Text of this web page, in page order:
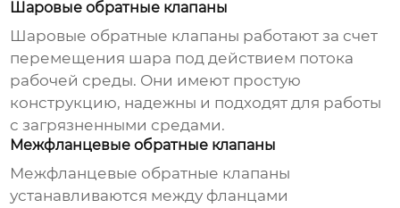
Шаровые обратные клапаны
Шаровые обратные клапаны работают за счет
перемещения шара под действием потока
рабочей среды. Они имеют простую
конструкцию, надежны и подходят для работы
с загрязненными средами.
Межфланцевые обратные клапаны
Межфланцевые обратные клапаны
устанавливаются между фланцами